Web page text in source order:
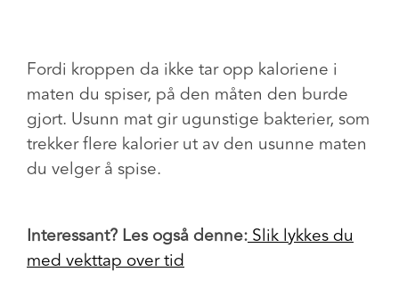
Fordi kroppen da ikke tar opp kaloriene i
maten du spiser, på den måten den burde
gjort. Usunn mat gir ugunstige bakterier, som
trekker flere kalorier ut av den usunne maten
du velger å spise.
Interessant? Les også denne:​​Slik lykkes du
med vekttap over tid